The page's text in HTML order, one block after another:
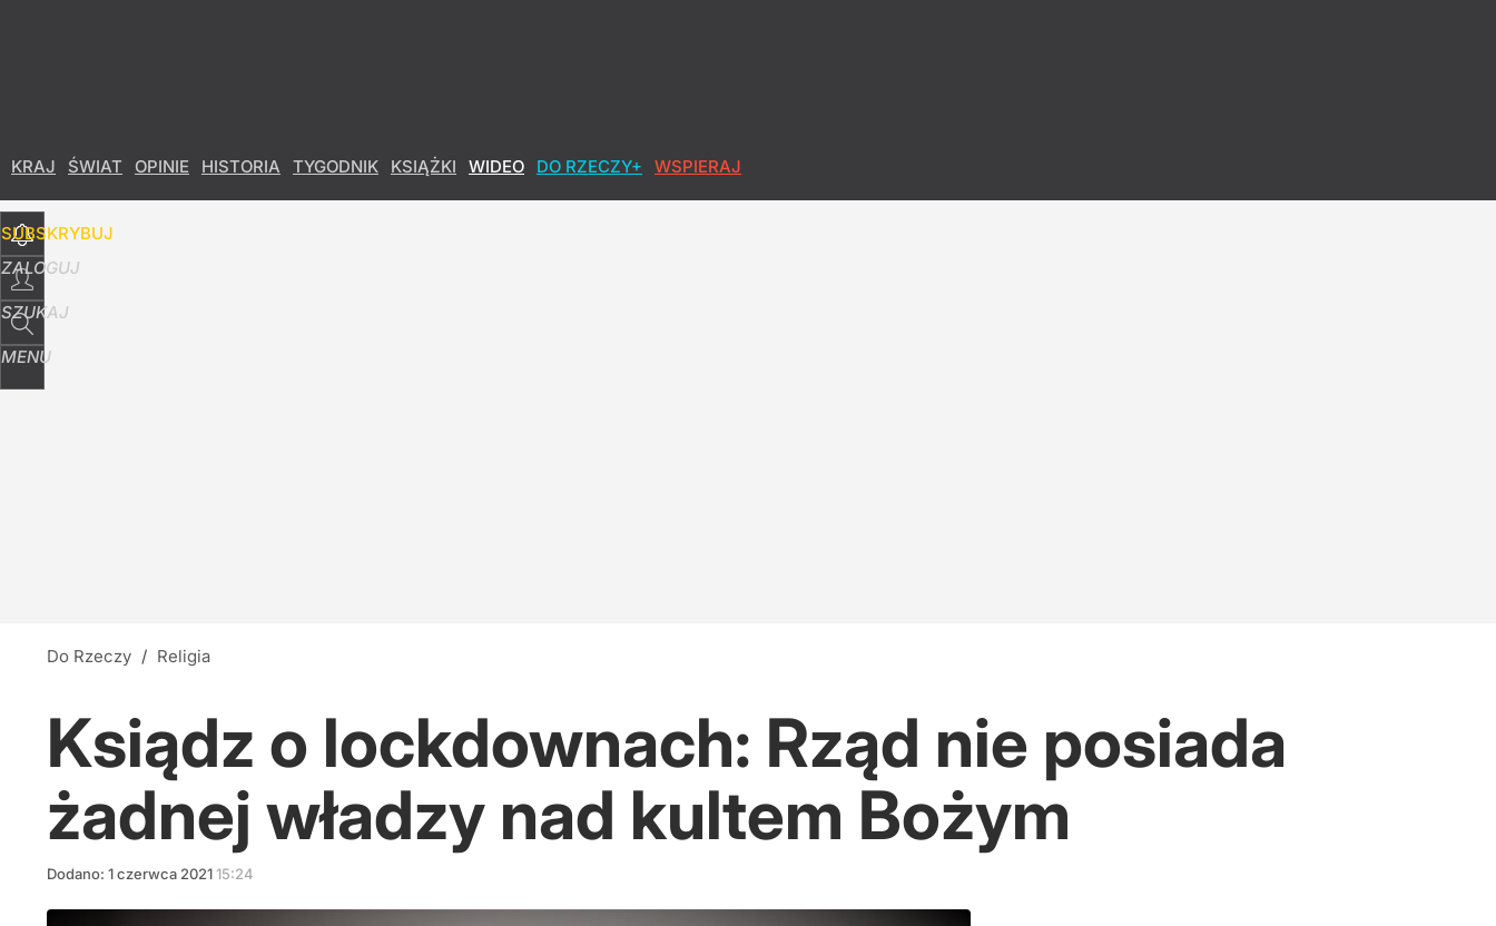
KRAJ ŚWIAT OPINIE HISTORIA TYGODNIK KSIĄŻKI WIDEO DO RZECZY+ WSPIERAJ
SUBSKRYBUJ
ZALOGUJ
SZUKAJ
MENU
Do Rzeczy / Religia
Ksiądz o lockdownach: Rząd nie posiada
żadnej władzy nad kultem Bożym
Dodano: 1czerwca 202115:24